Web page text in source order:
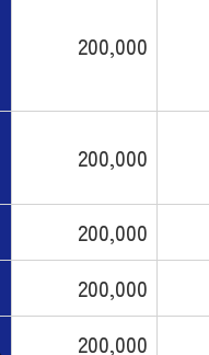
200,000
200,000
200,000
200,000
200,000